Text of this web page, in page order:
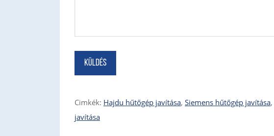
Cimkék: Hajdu hűtőgép javítása, Siemens hűtőgép javítása,
javítása